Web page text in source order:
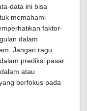
data ini bisa
memahami
faktor-
dalam
Jangan ragu
prediksi pasar
atau
berfokus pada